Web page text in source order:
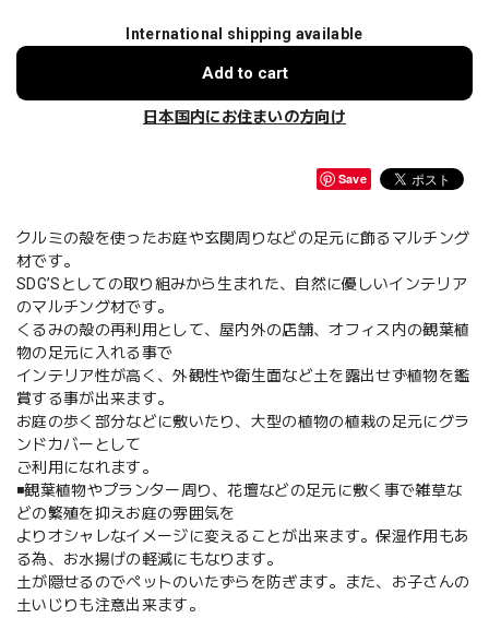
International shipping available
Add to cart
日本国内にお住まいの方向け
Save
クルミの殻を使ったお庭や玄関周りなどの足元に飾るマルチング
材です。
SDG’Sとしての取り組みから生まれた、自然に優しいインテリア
のマルチング材です。
くるみの殻の再利用として、屋内外の店舗、オフィス内の観葉植
物の足元に入れる事で
インテリア性が高く、外観性や衛生面など土を露出せず植物を鑑
賞する事が出来ます。
お庭の歩く部分などに敷いたり、大型の植物の植栽の足元にグラ
ンドカバーとして
ご利用になれます。
◾️観葉植物やプランター周り、花壇などの足元に敷く事で雑草な
どの繁殖を抑えお庭の雰囲気を
よりオシャレなイメージに変えることが出来ます。保湿作用もあ
る為、お水揚げの軽減にもなります。
土が隠せるのでペットのいたずらを防ぎます。また、お子さんの
土いじりも注意出来ます。